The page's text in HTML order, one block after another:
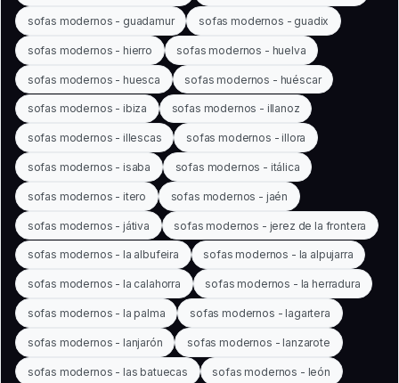
sofas modernos - guadamur sofas modernos - guadix
sofas modernos - hierro sofas modernos - huelva
sofas modernos - huesca sofas modernos - huéscar
sofas modernos - ibiza sofas modernos - illanoz
sofas modernos - illescas sofas modernos - illora
sofas modernos - isaba sofas modernos - itálica
sofas modernos - itero sofas modernos - jaén
sofas modernos - játiva sofas modernos - jerez de la frontera
sofas modernos - la albufeira sofas modernos - la alpujarra
sofas modernos - la calahorra sofas modernos - la herradura
sofas modernos - la palma sofas modernos - lagartera
sofas modernos - lanjarón sofas modernos - lanzarote
sofas modernos - las batuecas sofas modernos - león